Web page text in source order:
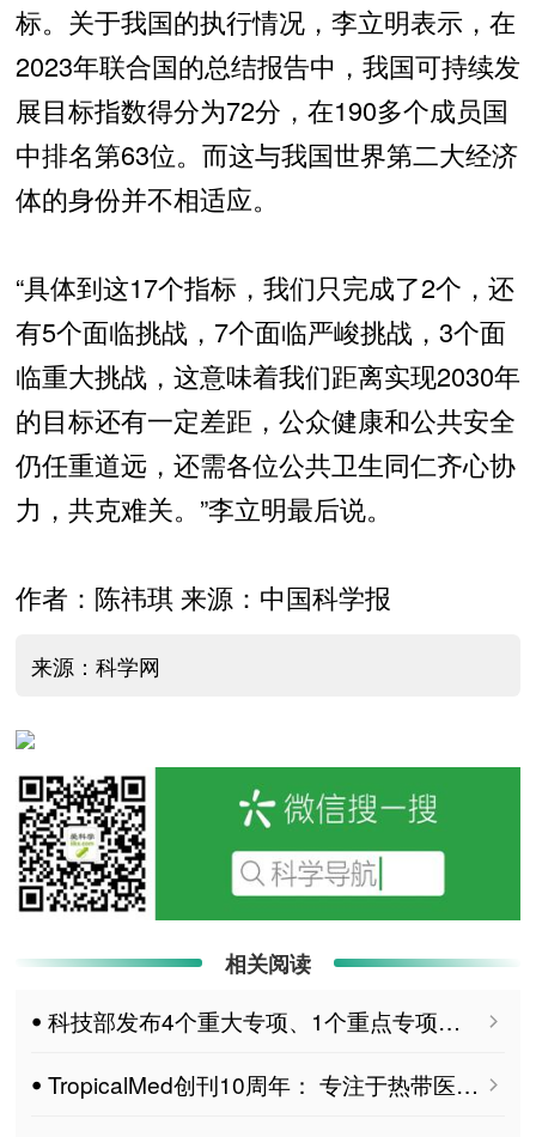
标。关于我国的执行情况，李立明表示，在
2023年联合国的总结报告中，我国可持续发
展目标指数得分为72分，在190多个成员国
中排名第63位。而这与我国世界第二大经济
体的身份并不相适应。
“具体到这17个指标，我们只完成了2个，还
有5个面临挑战，7个面临严峻挑战，3个面
临重大挑战，这意味着我们距离实现2030年
的目标还有一定差距，公众健康和公共安全
仍任重道远，还需各位公共卫生同仁齐心协
力，共克难关。”李立明最后说。
作者：陈祎琪 来源：中国科学报
来源：科学网
相关阅读
ꔷ 科技部发布4个重大专项、1个重点专项项目申报指南
ꔷ TropicalMed创刊10周年： 专注于热带医学和传染病